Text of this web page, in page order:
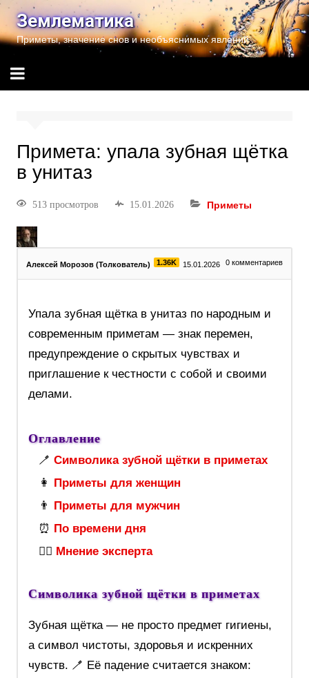
Землематика
Приметы, значение снов и необъяснимых явлений
Примета: упала зубная щётка
в унитаз
513 просмотров 15.01.2026 Приметы
Алексей Морозов (Толкователь) 1.36K 15.01.2026 0 комментариев
Упала зубная щётка в унитаз по народным и
современным приметам — знак перемен,
предупреждение о скрытых чувствах и
приглашение к честности с собой и своими
делами.
Оглавление
🪥 Символика зубной щётки в приметах
👩
Приметы для женщин
👨
Приметы для мужчин
⏰ По времени дня
🧙‍♀️ Мнение эксперта
Символика зубной щётки в приметах
Зубная щётка — не просто предмет гигиены,
а символ чистоты, здоровья и искренних
чувств. 🪥 Её падение считается знаком: